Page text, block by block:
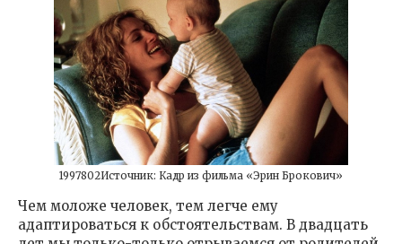
1997802Источник: Кадр из фильма «Эрин Брокович»
Чем моложе человек, тем легче ему
адаптироваться к обстоятельствам. В двадцать